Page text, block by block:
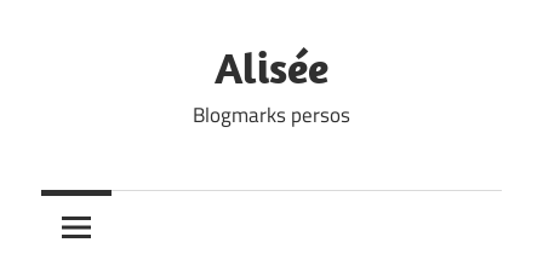
Alisée
Blogmarks persos